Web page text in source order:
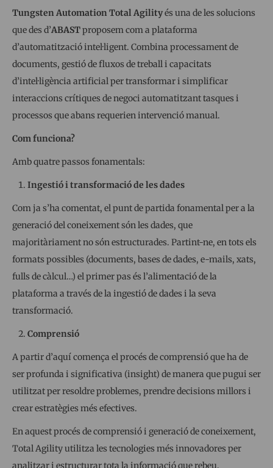
Tungsten AutomationTotal Agilityés una de les solucions
que des d’ABASTproposem com a plataforma
d’automatització intel·ligent. Combina processament de
documents, gestió de fluxos de treball i capacitats
d’intel·ligència artificial per transformar i simplificar
interaccions crítiques de negoci automatitzant tasques i
processos que abans requerien intervenció manual.
Com funciona?
Amb quatre passos fonamentals:
Ingestió i transformació de les dades
Com ja s’ha comentat, el punt de partida fonamental per a la
generació del coneixement són les dades, que
majoritàriament no són estructurades. Partint-ne, en tots els
formats possibles (documents, bases de dades, e-mails, xats,
fulls de càlcul…) el primer pas és l’alimentació de la
plataforma a través de la ingestió de dades i la seva
transformació.
Comprensió
A partir d’aquí comença el procés de comprensió que ha de
ser profunda i significativa (insight) de manera que pugui ser
utilitzat per resoldre problemes, prendre decisions millors i
crear estratègies més efectives.
En aquest procés de comprensió i generació de coneixement,
Total Agility utilitza les tecnologies més innovadores per
analitzar i estructurar tota la informació que rebeu.